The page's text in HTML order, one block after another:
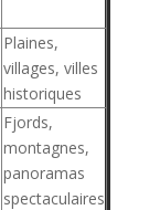
Plaines,
villages, villes
historiques
Fjords,
montagnes,
panoramas
spectaculaires